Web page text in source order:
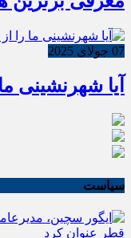
07 جولای 2025
آیا شهرنشینی
سیاست